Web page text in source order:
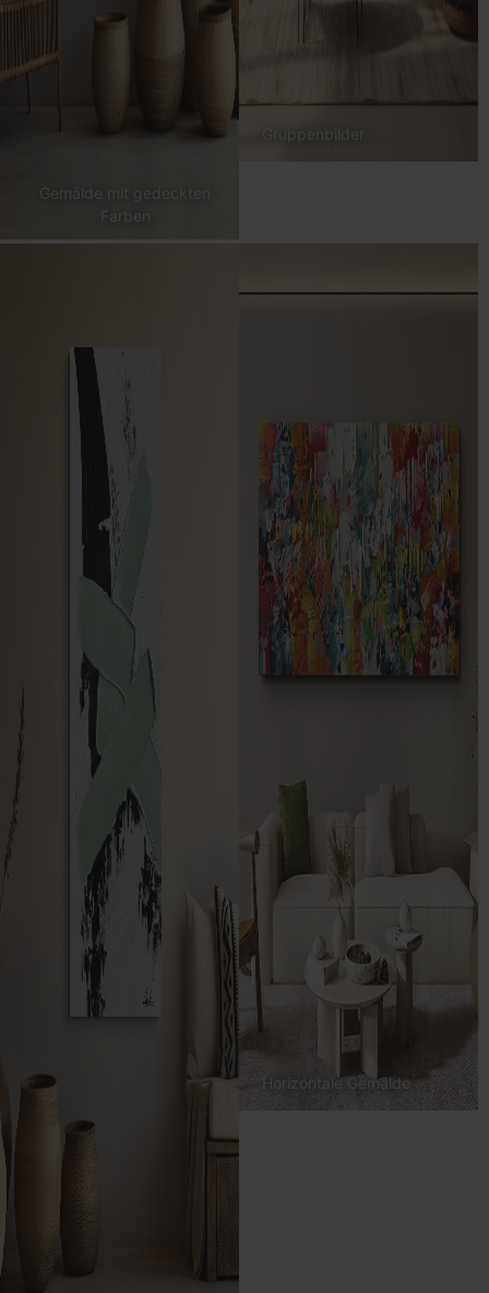
Gemälde mit gedeckten
Farben
Gruppenbilder
Horizontale Gemälde